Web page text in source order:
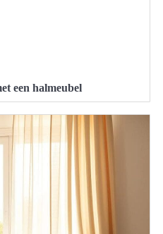
een halmeubel